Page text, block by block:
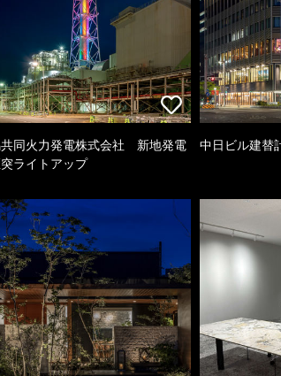
同火力発電株式会社 新地発電
ライトアップ
中日ビル建替